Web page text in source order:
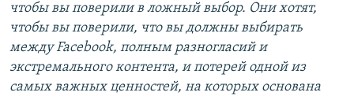
чтобы вы поверили в ложный выбор. Они хотят,
чтобы вы поверили, что вы должны выбирать
между Facebook, полным разногласий и
экстремального контента, и потерей одной из
самых важных ценностей, на которых основана